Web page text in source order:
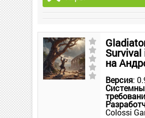
Survival
на
Версия:
Colossi